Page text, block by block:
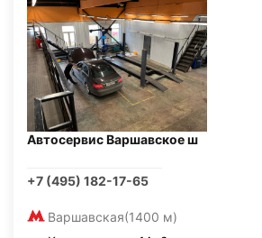
Автосервис Варшавское ш
+7 (495) 182-17-65
Варшавская(1400 м)